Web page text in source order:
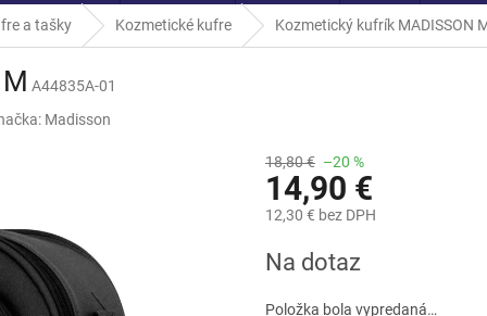
a tašky Kozmetické kufre Kozmetický kufrík MADISSON
A44835A-01
Madisson
18,80 € –20 %
14,90 €
12,30 € bez DPH
cena:
Na dotaz
Položka bola vypredaná…